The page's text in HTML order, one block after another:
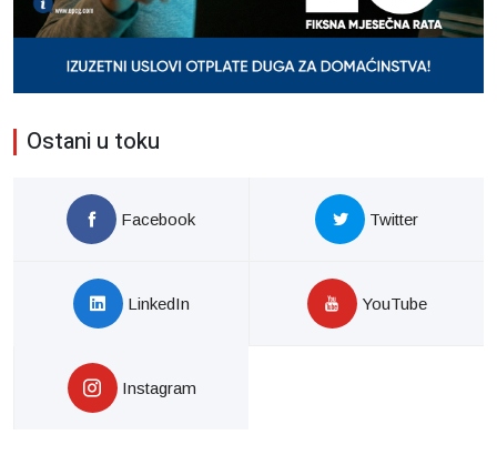
Ostani u toku
Facebook Twitter
LinkedIn YouTube
Instagram